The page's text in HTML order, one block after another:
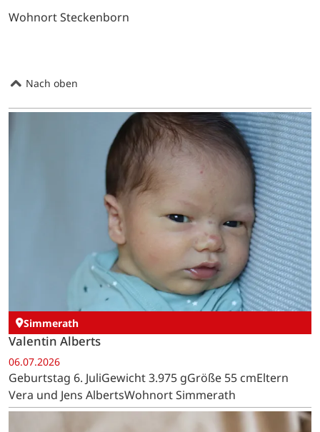
Wohnort Steckenborn
Nach oben
Simmerath
Valentin Alberts
06.07.2026
Geburtstag 6. JuliGewicht 3.975 gGröße 55 cmEltern
Vera und Jens AlbertsWohnort Simmerath